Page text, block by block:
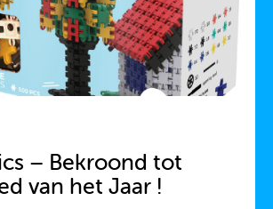
– Bekroond tot
van het Jaar !